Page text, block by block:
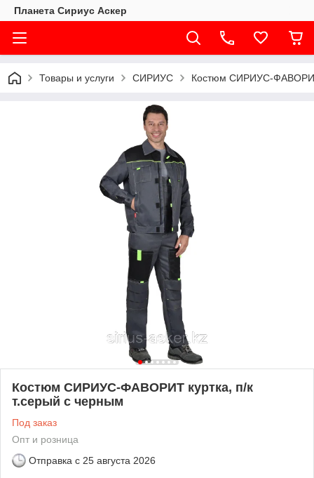
Планета Сириус Аскер
Товары и услуги СИРИУС Костюм СИРИУС-ФАВОРИТ
Костюм СИРИУС-ФАВОРИТ куртка, п/к
т.серый с черным
Под заказ
Опт и розница
Отправка с 25 августа 2026